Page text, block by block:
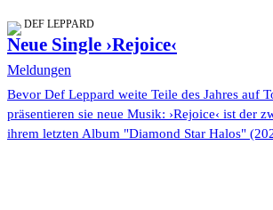
DEF LEPPARD
Neue Single ›Rejoice‹
Meldungen
Bevor Def Leppard weite Teile des Jahres auf
präsentieren sie neue Musik: ›Rejoice‹ ist der
ihrem letzten Album "Diamond Star Halos"